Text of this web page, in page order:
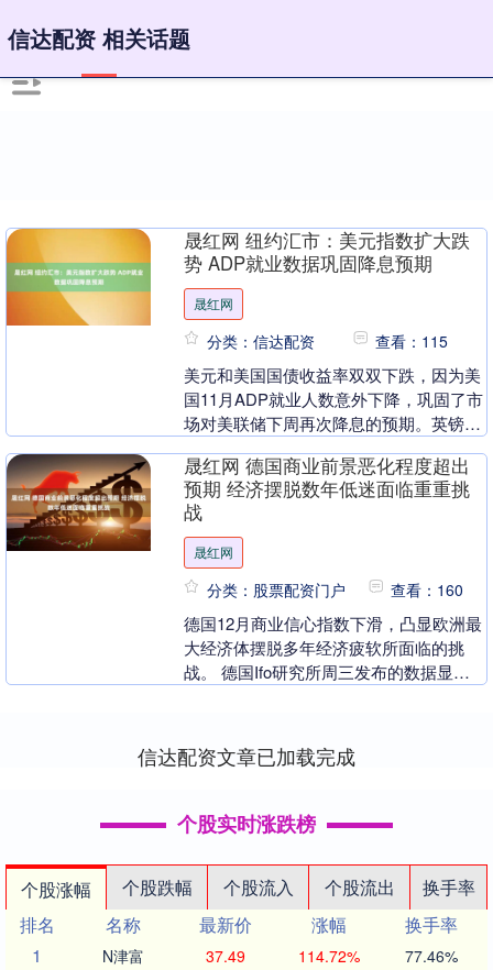
信达配资 相关话题
晟红网 纽约汇市：美元指数扩大跌
势 ADP就业数据巩固降息预期
晟红网
分类：信达配资 查看：115
美元和美国国债收益率双双下跌，因为美
国11月ADP就业人数意外下降，巩固了市
场对美联储下周再次降息的预期。英镑在
0.4%....
晟红网 德国商业前景恶化程度超出
预期 经济摆脱数年低迷面临重重挑
战
晟红网
分类：股票配资门户 查看：160
德国12月商业信心指数下滑，凸显欧洲最
大经济体摆脱多年经济疲软所面临的挑
战。 德国Ifo研究所周三发布的数据显
信达配资文章已加载完成
个股实时涨跌榜
个股涨幅 个股跌幅 个股流入 个股流出
换手率
排名
名称 最新价 涨幅
换手率
1
N津富 37.49 114.72% 77.46%